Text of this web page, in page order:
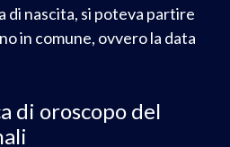
di nascita, si poteva partire
in comune, ovvero la data
di oroscopo del